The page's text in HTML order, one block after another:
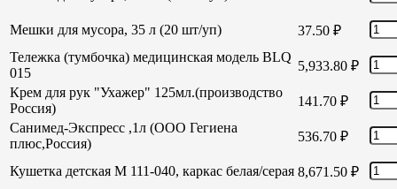
Мешки для мусора, 35 л (20 шт/уп) 37.50 ₽
Тележка (тумбочка) медицинская модель BLQ
015
5,933.80 ₽
Крем для рук "Ухажер" 125мл.(производство
Россия)
141.70 ₽
Санимед-Экспресс ,1л (ООО Гегиена
плюс,Россия)
536.70 ₽
Кушетка детская М 111-040, каркас белая/серая 8,671.50 ₽